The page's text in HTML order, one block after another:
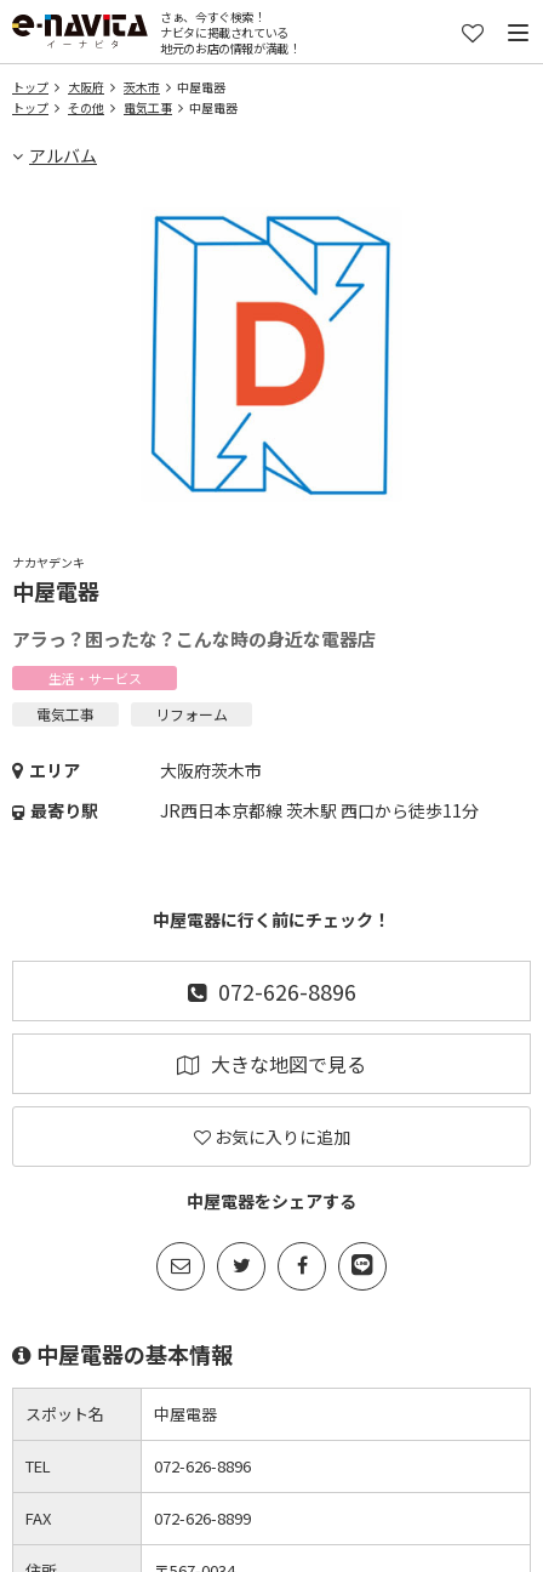
さぁ、今すぐ検索！
ナビタに掲載されている
地元のお店の情報が満載！
トップ 大阪府 茨木市
中屋電器
トップ
その他 電気工事 中屋電器
アルバム
ナカヤデンキ
中屋電器
アラっ？困ったな？こんな時の身近な電器店
生活・サービス
電気工事 リフォーム
エリア
大阪府茨木市
最寄り駅
JR西日本京都線 茨木駅 西口から徒歩11分
中屋電器に行く前にチェック！
072-626-8896
大きな地図で見る
お気に入りに追加
中屋電器をシェアする
中屋電器の基本情報
スポット名 中屋電器
TEL 072-626-8896
FAX 072-626-8899